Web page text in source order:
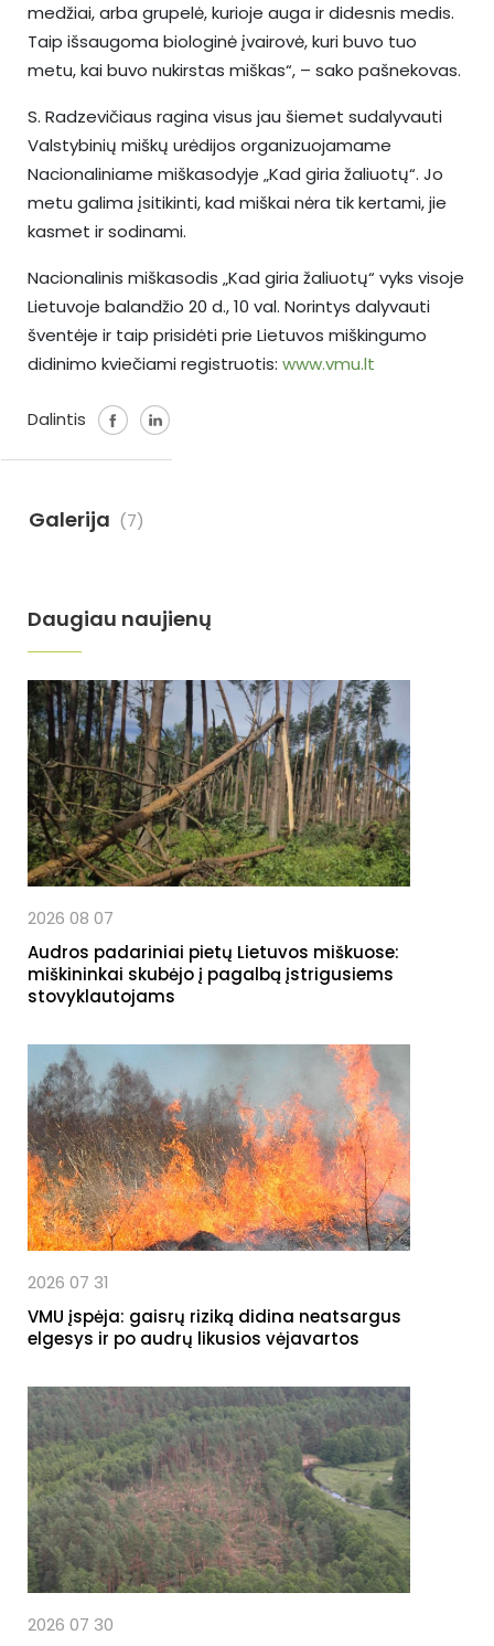
medžiai, arba grupelė, kurioje auga ir didesnis medis.
Taip išsaugoma biologinė įvairovė, kuri buvo tuo
metu, kai buvo nukirstas miškas“, – sako pašnekovas.
S. Radzevičiaus ragina visus jau šiemet sudalyvauti
Valstybinių miškų urėdijos organizuojamame
Nacionaliniame miškasodyje „Kad giria žaliuotų“. Jo
metu galima įsitikinti, kad miškai nėra tik kertami, jie
kasmet ir sodinami.
Nacionalinis miškasodis „Kad giria žaliuotų“ vyks visoje
Lietuvoje balandžio 20 d., 10 val. Norintys dalyvauti
šventėje ir taip prisidėti prie Lietuvos miškingumo
didinimo kviečiami registruotis: www.vmu.lt
Dalintis
Galerija (7)
Daugiau naujienų
2026 08 07
Audros padariniai pietų Lietuvos miškuose:
miškininkai skubėjo į pagalbą įstrigusiems
stovyklautojams
2026 07 31
VMU įspėja: gaisrų riziką didina neatsargus
elgesys ir po audrų likusios vėjavartos
2026 07 30